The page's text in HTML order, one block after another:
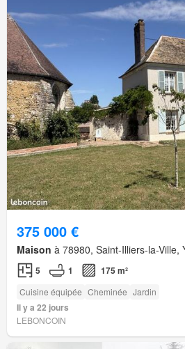
375 000 €
Maison à 78980, Saint-Illiers-la-Ville,
5 1 175 m²
Cuisine équipée Cheminée Jardin
Il y a 22 jours
LEBONCOIN